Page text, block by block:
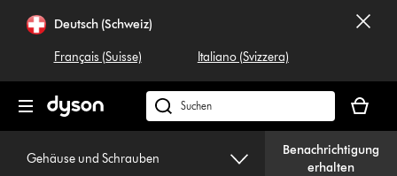
überspringenDeutsch (Schweiz)
Français (Suisse) Italiano (Svizzera)
Dyson.ch
durchsuchen
ist
leer
Gehäuse und Schrauben
Benachrichtigung
erhalten